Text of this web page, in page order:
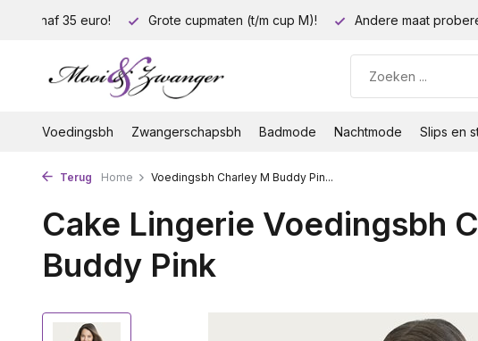
vanaf 35 euro! Grote cupmaten (t/m cup M)! Andere maat
Voedingsbh Zwangerschapsbh Badmode Nachtmode Slips en
Terug Home Voedingsbh Charley M Buddy Pin...
Cake Lingerie Voedingsbh
Buddy Pink